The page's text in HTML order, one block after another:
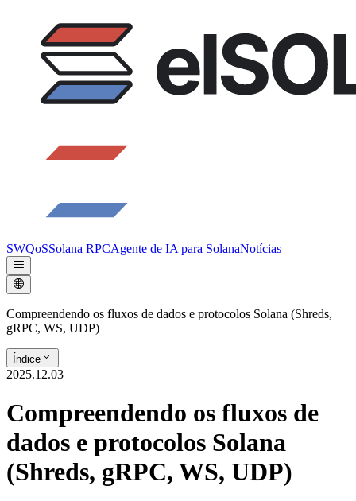
SWQoSSolana RPCAgente de IA para SolanaNotícias
Compreendendo os fluxos de dados e protocolos Solana (Shreds,
gRPC, WS, UDP)
Índice
2025.12.03
Compreendendo os fluxos de
dados e protocolos Solana
(Shreds, gRPC, WS, UDP)